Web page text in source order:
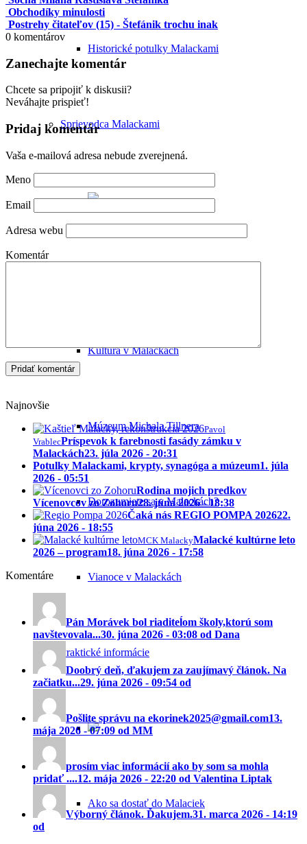
Historické potulky Malackami
Sprievodca Malackami
Kultúra v Malackách
Múzeum Michala Tillnera
Dorozumiete sa v Malackách?
Vianoce v Malackách
Praktické informácie
Ako sa dostať do Malaciek
Obchodíky minulosti
Postrehy čitateľov (15) - Štefánik trochu inak
0 komentárov
Zanechajte komentár
Chcete sa pripojiť k diskusii?
Neváhajte prispieť!
Pridaj komentár
Vaša e-mailová adresa nebude zverejnená.
Meno
Email
Adresa webu
Komentár
Najnovšie
Pavol
VrablecPríspevok k farebnosti fasády zámku v
Malackách23. júla 2026 - 20:31
Potulky Malackami, krypty, synagóga a múzeum1. júla
2026 - 05:51
Rodina mojich predkov
Vícenovcov zo Zohoru28. júna 2026 - 18:38
Čaká nás REGIO POMPA 202622.
júna 2026 - 18:55
MCK MalackyMalacké kultúrne leto
2026 – program18. júna 2026 - 17:58
Komentáre
Pán Morávek bol riaditeĺom školy,ktorú som
navštevovala...30. júna 2026 - 03:08 od Dana
Doobrý deň, ďakujem za zaujímavý článok. Na
začiatku...29. júna 2026 - 09:54 od
Pošlite správu na ekorinek2025@gmail.com13.
mája 2026 - 07:09 od MM
prosím viac informácií ako by som sa mohla
pridať ....12. mája 2026 - 22:20 od Valentina Liptak
Výborný článok. Ďakujem.31. marca 2026 - 14:19
od